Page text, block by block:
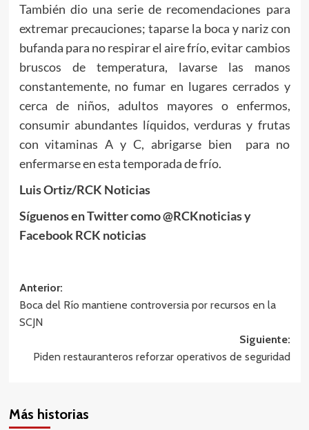
También dio una serie de recomendaciones para
extremar precauciones; taparse la boca y nariz con
bufanda para no respirar el aire frío, evitar cambios
bruscos de temperatura, lavarse las manos
constantemente, no fumar en lugares cerrados y
cerca de niños, adultos mayores o enfermos,
consumir abundantes líquidos, verduras y frutas
con vitaminas A y C, abrigarse bien para no
enfermarse en esta temporada de frío.
Luis Ortiz/RCK Noticias
Síguenos en Twitter como @RCKnoticias y
Facebook RCK noticias
Navegación
de
entradas
Anterior:
Boca del Río mantiene controversia por recursos en la
SCJN
Siguiente:
Piden restauranteros reforzar operativos de seguridad
Más historias